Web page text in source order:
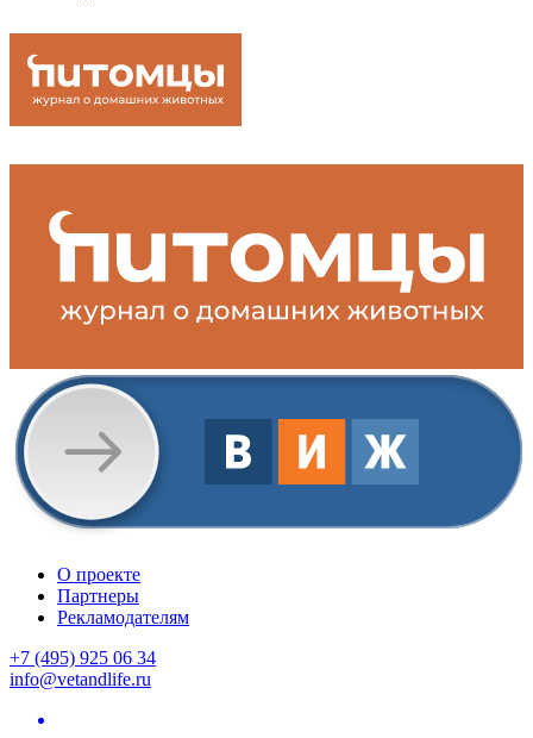
О проекте
Партнеры
Рекламодателям
+7 (495) 925 06 34
info@vetandlife.ru